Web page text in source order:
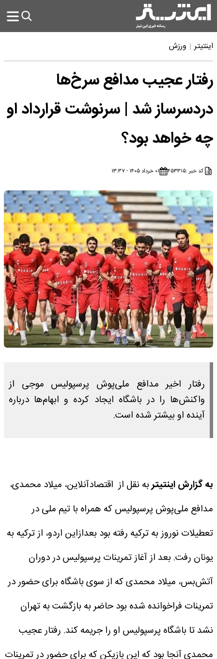
اینتیتر ورزش
رفتار عجیب مدافع سرخ‌ها
دردسرساز شد | سرنوشت قرارداد او
چه خواهد بود؟
کد خبر :۴۵۳۳۱۵ ۰۱ خرداد ۱۴۰۵ - ۱۳:۳۷
رفتار اخیر مدافع ملی‌پوش پرسپولیس موجی از
واکنش‌ها را در باشگاه ایجاد کرده و ابهام‌ها درباره
آینده او بیشتر شده است.
به گزارش اینتیتربه نقل از اقتصادآنلاین، میلاد محمدی،
مدافع ملی‌پوش پرسپولیس که همراه با تیم ملی در
تعطیلات نوروز به ترکیه رفته بود بعدازاین اردو، از ترکیه به
یونان رفت. بعد از آغاز تمرینات پرسپولیس در دوران
آتش‌بس، میلاد محمدی که از سوی باشگاه برای حضور در
تمرینات فراخوانده شده بود حاضر به بازگشت به تهران
نشد تا باشگاه پرسپولیس او را جریمه کند. رفتار عجیب
محمدی آنجا بود که این بازیکن که برای حضور در تمرینات